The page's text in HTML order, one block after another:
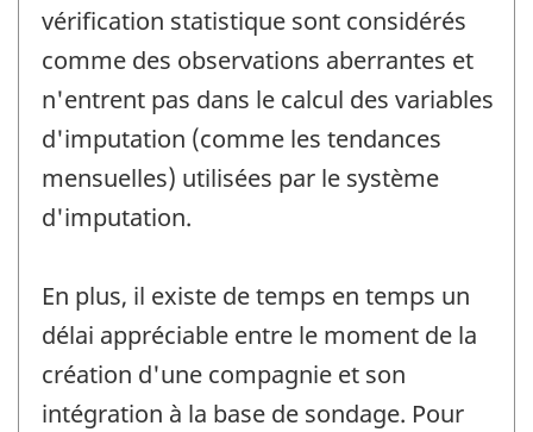
vérification statistique sont considérés
comme des observations aberrantes et
n'entrent pas dans le calcul des variables
d'imputation (comme les tendances
mensuelles) utilisées par le système
d'imputation.
En plus, il existe de temps en temps un
délai appréciable entre le moment de la
création d'une compagnie et son
intégration à la base de sondage. Pour